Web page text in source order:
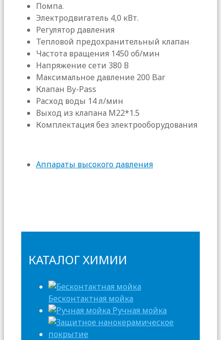
Помпа.
Электродвигатель 4,0 кВт.
Регулятор давления
Тепловой предохранительный клапан
Частота вращения 1450 об/мин
Напряжение сети 380 В
Максимальное давление 200 Bar
Клапан By-Pass
Расход воды 14 л/мин
Выход из клапана М22*1.5
Комплектация без электрооборудования
Аппараты высокого давления
КАТАЛОГ ХИМИИ
Бесконтактная мойка
Ручная мойка